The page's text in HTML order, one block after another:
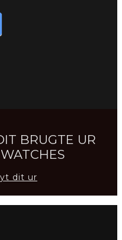
BRUGTE UR
dit ur